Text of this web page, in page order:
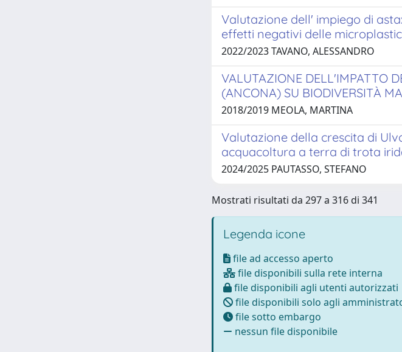
Valutazione dell' impiego di
effetti negativi delle
2022/2023 TAVANO, ALESSANDRO
VALUTAZIONE DELL'IMPATTO
(ANCONA) SU BIODIVERSITÀ
2018/2019 MEOLA, MARTINA
Valutazione della crescita di
acquacoltura a terra di trota
2024/2025 PAUTASSO, STEFANO
Mostrati risultati da 297 a 316 di 341
Legenda icone
file ad accesso aperto
file disponibili sulla rete interna
file disponibili agli utenti autorizzati
file disponibili solo agli
file sotto embargo
nessun file disponibile